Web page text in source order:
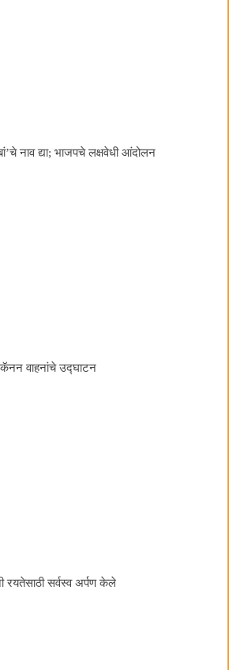
नाव द्या; भाजपचे लक्षवेधी आंदोलन
कॅनन वाहनांचे उद्घाटन
रयतेसाठी सर्वस्व अर्पण केले